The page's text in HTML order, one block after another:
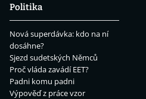
Politika
Nová superdávka: kdo na ní
dosáhne?
Sjezd sudetských Němců
Proč vláda zavádí EET?
Padni komu padni
Výpověď z práce vzor